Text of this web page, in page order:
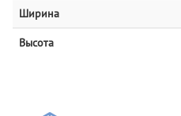
Ширина
Высота